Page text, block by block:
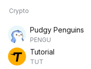
Crypto
Pudgy Penguins
PENGU
Tutorial
TUT